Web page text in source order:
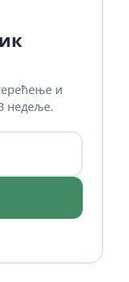
и
недеље.